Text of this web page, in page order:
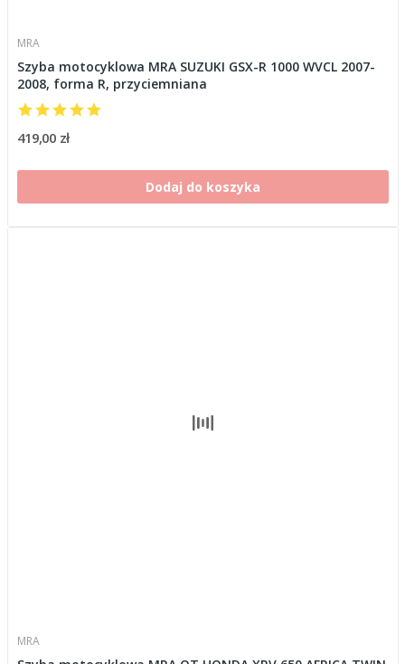
MRA
Szyba motocyklowa MRA SUZUKI GSX-R 1000 WVCL 2007-
2008, forma R, przyciemniana
419,00 zł
Dodaj do koszyka
MRA